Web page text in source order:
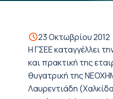
23 Οκτωβρίου 2012
Η ΓΣΕΕ καταγγέλλει
και πρακτική της
θυγατρική της
Λαυρεντιάδη